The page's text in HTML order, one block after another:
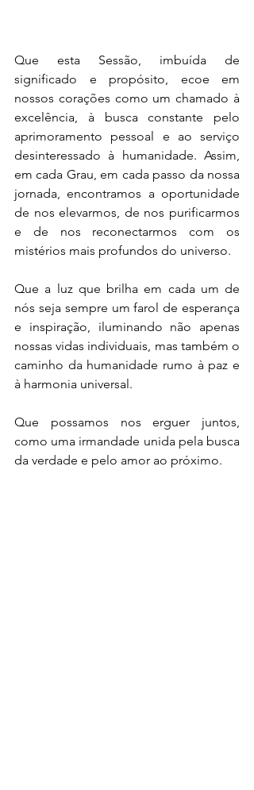
Que esta Sessão, imbuída de
significado e propósito, ecoe em
nossos corações como um chamado à
excelência, à busca constante pelo
aprimoramento pessoal e ao serviço
desinteressado à humanidade. Assim,
em cada Grau, em cada passo da nossa
jornada, encontramos a oportunidade
de nos elevarmos, de nos purificarmos
e de nos reconectarmos com os
mistérios mais profundos do universo.
Que a luz que brilha em cada um de
nós seja sempre um farol de esperança
e inspiração, iluminando não apenas
nossas vidas individuais, mas também o
caminho da humanidade rumo à paz e
à harmonia universal.
Que possamos nos erguer juntos,
como uma irmandade unida pela busca
da verdade e pelo amor ao próximo.